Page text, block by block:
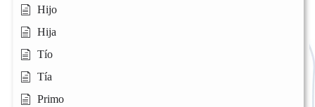
Hijo
Hija
Tío
Tía
Primo